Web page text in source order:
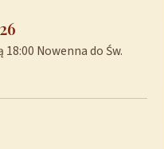
Nowenna do Św.